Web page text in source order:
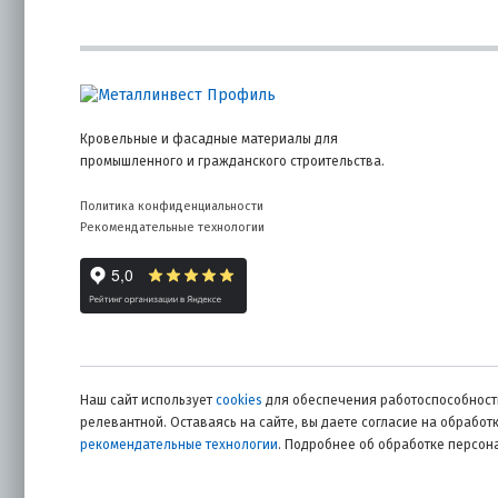
и
Габарит
комплекта
Кровельные и фасадные материалы для
промышленного и гражданского строительства.
Политика конфиденциальности
Рекомендательные технологии
Наш сайт использует cookies для обеспечения
релевантной. Оставаясь на сайте, вы даете согласие на
рекомендательные технологии. Подробнее об обработке